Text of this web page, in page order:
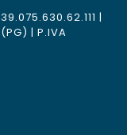
|
| P.IVA